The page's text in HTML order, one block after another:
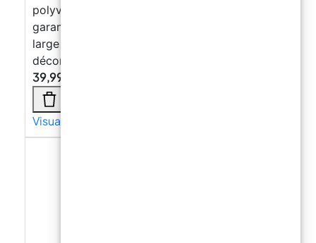
polyvalent, durable et professionnel pour
garantir protection et résistance dans une
large gamme d’applications industrielles et
décoratives.. Téléchargez la fiche technique.
39,99
Visualizza di più →